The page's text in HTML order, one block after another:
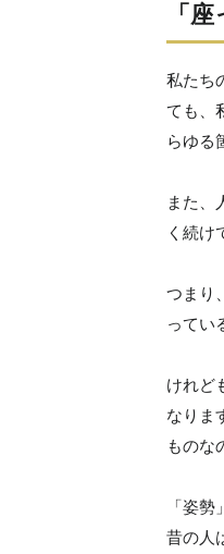
「
私たち
ても、
らゆる
また、
く続け
つまり
ってい
けれど
なりま
ものな
「姿
昔の人